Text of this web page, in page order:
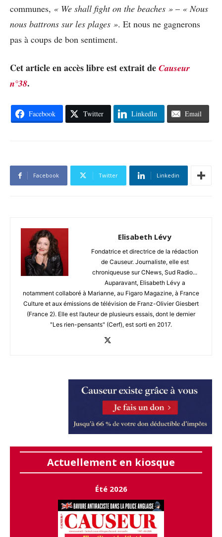
communes, « We shall fight on the beaches » – « Nous
nous battrons sur les plages ». Et nous ne gagnerons
pas à coups de bon sentiment.
Cet article en accès libre est extrait de Causeur
n°38.
Facebook Twitter LinkedIn Email
Facebook Twitter Linkedin
Elisabeth Lévy
Fondatrice et directrice de la rédaction
de Causeur. Journaliste, elle est
chroniqueuse sur CNews, Sud Radio...
Auparavant, Elisabeth Lévy a
notamment collaboré à Marianne, au Figaro Magazine, à France
Culture et aux émissions de télévision de Franz-Olivier Giesbert
(France 2). Elle est l’auteur de plusieurs essais, dont le dernier
"Les rien-pensants" (Cerf), est sorti en 2017.
Actuellement en kiosque
Été 2026